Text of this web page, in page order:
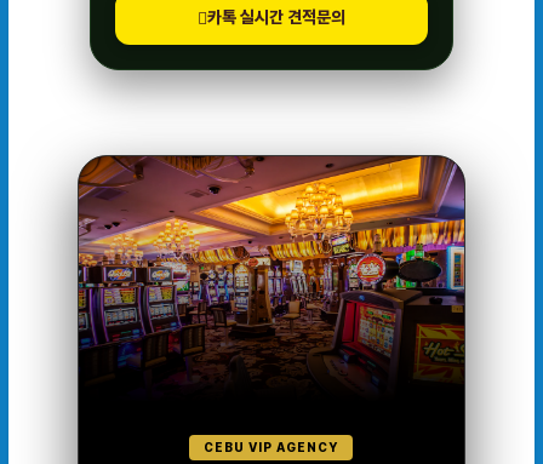
카톡 실시간 견적문의
CEBU VIP AGENCY